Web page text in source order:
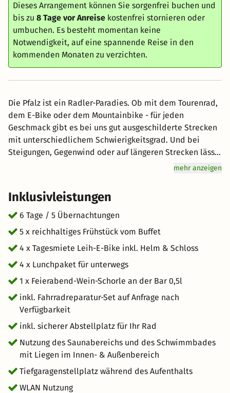
Dieses Arrangement können Sie sorgenfrei buchen und
bis zu 8 Tage vor Anreise kostenfrei stornieren oder
umbuchen. Es besteht momentan keine
Notwendigkeit, auf eine spannende Reise in den
kommenden Monaten zu verzichten.
Die Pfalz ist ein Radler-Paradies. Ob mit dem Tourenrad,
dem E-Bike oder dem Mountainbike - für jeden
Geschmack gibt es bei uns gut ausgeschilderte Strecken
mit unterschiedlichem Schwierigkeitsgrad. Und bei
Steigungen, Gegenwind oder auf längeren Strecken lässt
sich die Pfalz ganz entspannt per E-Bike entdecken. Ein
für neue Energie. Die Fahrradmitnahme per Zug in der
Pfalz ist übrigens außer werktags von 6-9 Uhr kostenlos
und entspannt möglich.
mehr anzeigen
Inklusivleistungen
6 Tage / 5 Übernachtungen
5 x reichhaltiges Frühstück vom Buffet
4 x Tagesmiete Leih-E-Bike inkl. Helm & Schloss
4 x Lunchpaket für unterwegs
1 x Feierabend-Wein-Schorle an der Bar 0,5l
inkl. Fahrradreparatur-Set auf Anfrage nach
Verfügbarkeit
inkl. sicherer Abstellplatz für Ihr Rad
Nutzung des Saunabereichs und des Schwimmbades
mit Liegen im Innen- & Außenbereich
Tiefgaragenstellplatz während des Aufenthalts
WLAN Nutzung